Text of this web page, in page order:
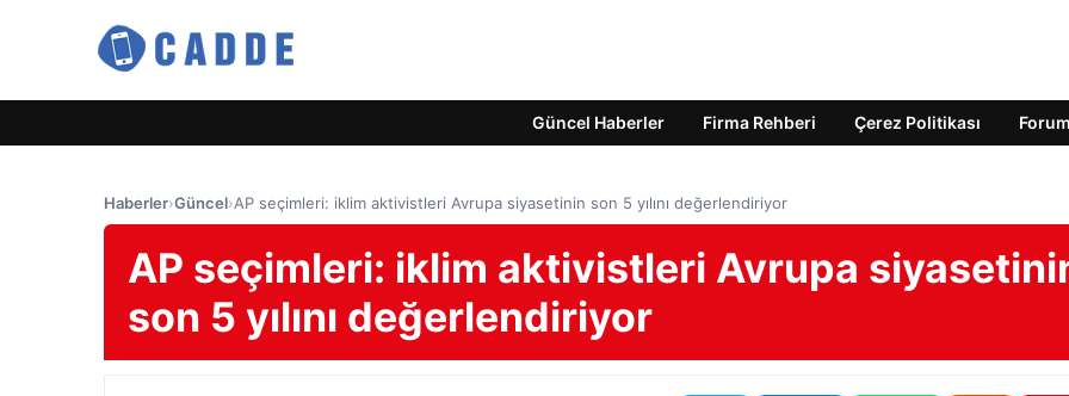
Güncel Haberler Firma Rehberi Çerez Politikası Forum
Haberler›Güncel›AP seçimleri: iklim aktivistleri Avrupa siyasetinin son 5 yılını değerlendiriyor
AP seçimleri: iklim aktivistleri Avrupa
son 5 yılını değerlendiriyor